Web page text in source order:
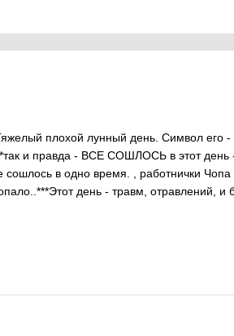
плохой лунный день. Символ его -
и правда - ВСЕ СОШЛОСЬ в этот день
сошлось в одно время. , работнички Чопа
день - травм, отравлений, и